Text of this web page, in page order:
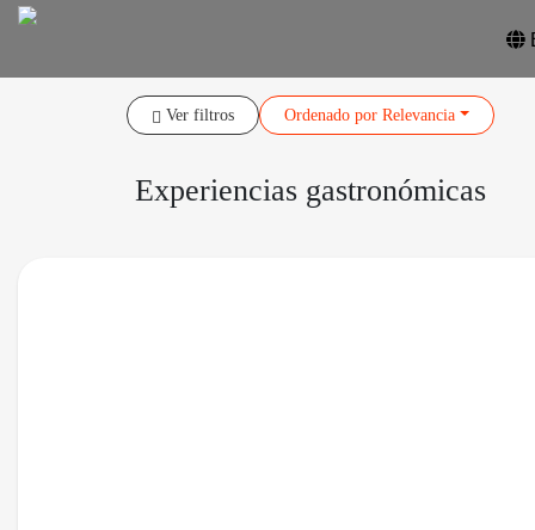
Ver filtros Ordenadopor Relevancia
Experiencias gastronómicas